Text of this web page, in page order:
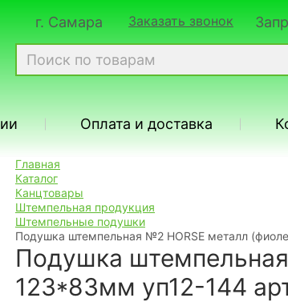
г. Самара Заказать звонок
Оплата и доставка
Главная
Каталог
Канцтовары
Штемпельная продукция
Штемпельные подушки
Подушка штемпельная №2 HORSE металл
Подушка
123*83мм уп12-144